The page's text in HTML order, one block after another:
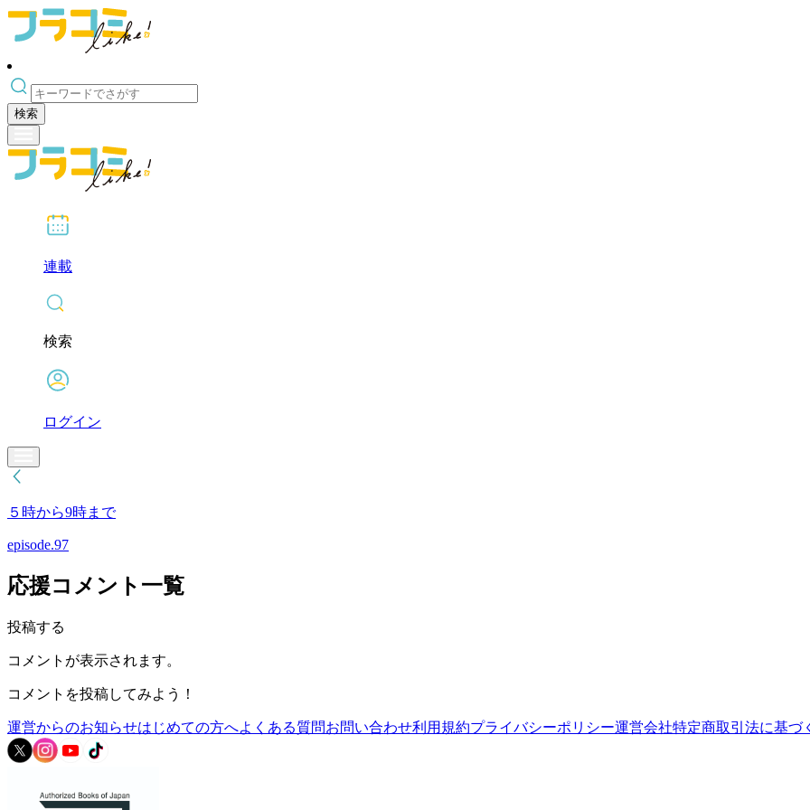
検索
連載
検索
ログイン
５時から9時まで
episode.97
応援コメント一覧
投稿する
コメントが表示されます。
コメントを投稿してみよう！
運営からのお知らせはじめての方へよくある質問お問い合わせ利用規約プライバシーポリシー運営会社特定商取引法に基づ